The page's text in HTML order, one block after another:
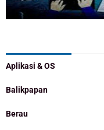
Aplikasi & OS
Balikpapan
Berau